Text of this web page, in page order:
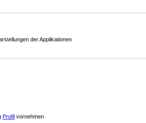
der Applikationen
Profil vornehmen